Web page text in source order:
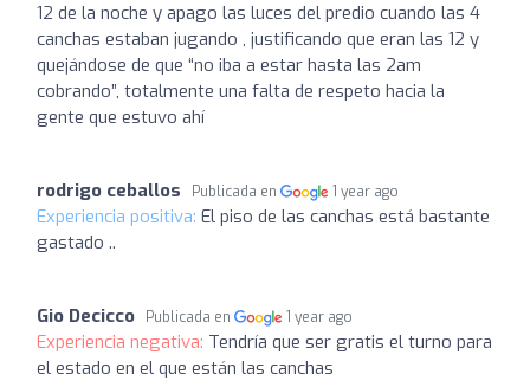
12 de la noche y apago las luces del predio cuando las 4
canchas estaban jugando , justificando que eran las 12 y
quejándose de que “no iba a estar hasta las 2am
cobrando”, totalmente una falta de respeto hacia la
gente que estuvo ahí
rodrigo ceballos Publicada en 1 year ago
Experiencia positiva: El piso de las canchas está bastante
gastado ..
Gio Decicco Publicada en 1 year ago
Experiencia negativa: Tendría que ser gratis el turno para
el estado en el que están las canchas